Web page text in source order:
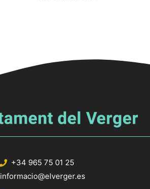
+34 965 75 01 25
informacio@elverger.es